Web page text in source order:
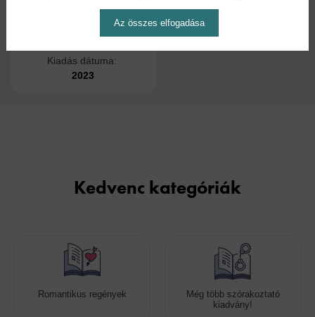
Kiadás dátuma:
2023
Kedvenc kategóriák
Romantikus regények
Még több szórakoztató
kiadvány!
Az összes elfogadása